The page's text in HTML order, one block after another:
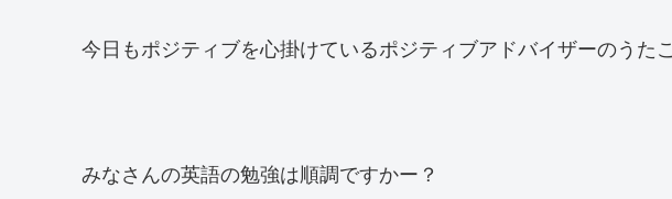
今日もポジティブを心掛けているポジティブアドバイザーのうた
みなさんの英語の勉強は順調ですかー？